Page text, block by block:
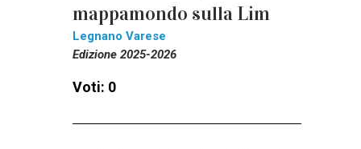
mappamondo sulla Lim
Legnano Varese
Edizione 2025-2026
Voti: 0